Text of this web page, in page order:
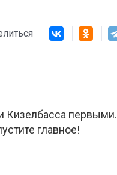
Кизелбасса первыми.
главное!